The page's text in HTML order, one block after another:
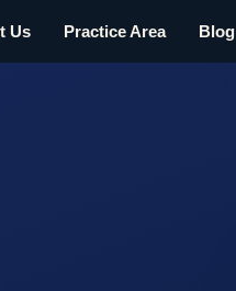
Us Practice Area Blog